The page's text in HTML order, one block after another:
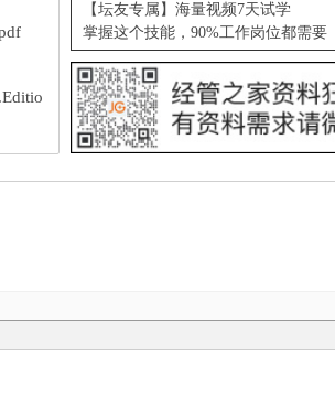
【坛友专属】海量视频7天试学
掌握这个技能，90%工作岗位都需要